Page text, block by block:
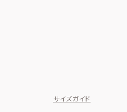
サイズガイド